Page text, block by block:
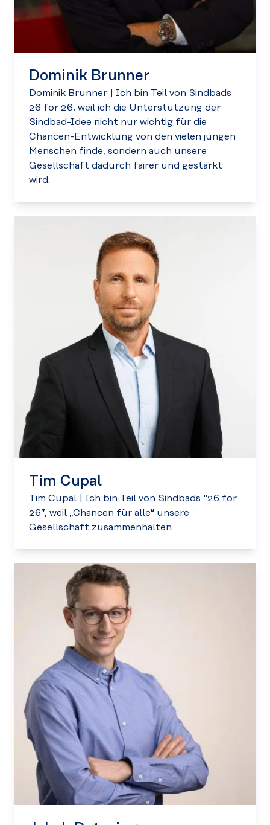
Dominik Brunner
Dominik Brunner
Ich bin Teil von Sindbads
26 for 26, weil ich die Unterstützung der
Sindbad-Idee nicht nur wichtig für die
Chancen-Entwicklung von den vielen jungen
Menschen finde, sondern auch unsere
Gesellschaft dadurch fairer und gestärkt
wird.
Tim Cupal
Tim Cupal
Ich bin Teil von Sindbads “26 for
26”, weil „Chancen für alle“ unsere
Gesellschaft zusammenhalten.